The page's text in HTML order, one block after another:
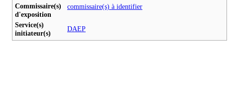
Commissaire(s)
d'exposition
commissaire(s) à identifier
Service(s)
initiateur(s)
DAEP